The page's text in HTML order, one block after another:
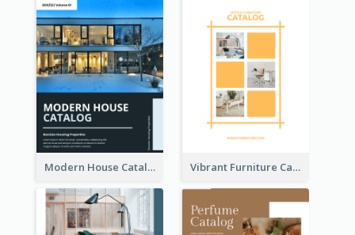
Modern House Catalog Vibrant Furniture Catalog